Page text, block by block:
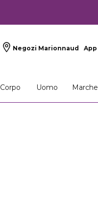
Negozi Marionnaud App
Corpo Uomo Marche